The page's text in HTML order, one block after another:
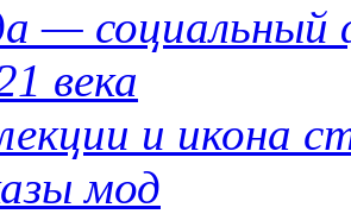
— социальный
века
и икона
мод